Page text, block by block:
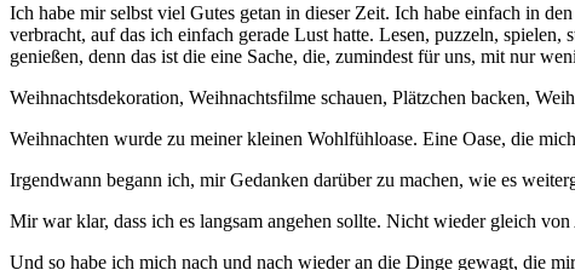
Ich habe mir selbst viel Gutes getan in dieser Zeit. Ich habe einfach in
verbracht, auf das ich einfach gerade Lust hatte. Lesen, puzzeln,
genießen, denn das ist die eine Sache, die, zumindest für uns, mit nur
Weihnachtsdekoration, Weihnachtsfilme schauen, Plätzchen backen,
Weihnachten wurde zu meiner kleinen Wohlfühloase. Eine Oase, die
Irgendwann begann ich, mir Gedanken darüber zu machen, wie es
Mir war klar, dass ich es langsam angehen sollte. Nicht wieder gleich
Und so habe ich mich nach und nach wieder an die Dinge gewagt, die